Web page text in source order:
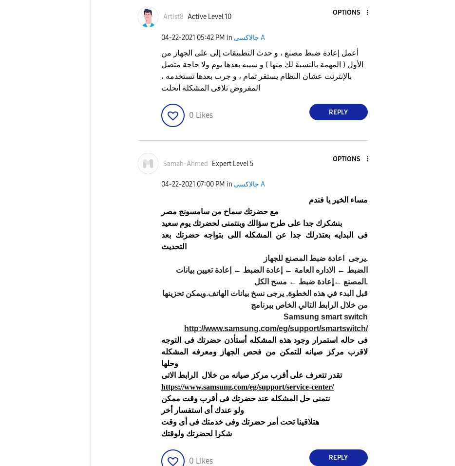
Artist8 Active Level 10
OPTIONS
‎04-22-2021 05:42 PM in جالاكسى A
أعمل إعادة ضبط مصنع ، و حدث التطبيقات إلى على الجهاز من
الأول ( المهمة بالنسبة لك منها ) و سيبه بعدها يوم ولا حاجة متصل
بالإنترنت عشان النظام يستقر تمام ، و جرب بعدها تستخدمه ،
المفروض تلاقى المشكلة أتحلت
0 Likes REPLY
Samah-Ahmed Expert Level 5
OPTIONS
‎04-22-2021 07:00 PM in
جالاكسى A
مساء الخير يا فندم
مع حضرتك سماح من سامسونج مصر
بنشكرك جدا على طرح سؤالك وبنتمنى لحضرتك يوم سعيد
فى البدايه بعتذرلك جدا عن المشكله اللى بتواجه حضرتك بعد
التحديث
يرجى اعادة ضبط المصنع للجهاز.
الضبط ← الاداره العامة ← إعادة الضبط ← إعادة تعيين بيانات
المصنع ←إعادة ضبط ← مسح الكل .
قبل البدء في هذه الخطوة,يرجى نسخ بيانات الهاتف.ويمكن تحزينها
من خلال الرابط التالي الخاص ببرنامج
Samsung smart switch
http://www.samsung.com/eg/support/smartswitch/
فى حاله استمرار وجود هذه المشكله أستأذن حضرتك فى التوجه
لاقرب مركز صيانه للتمكن من فحص الجهاز ومعرفه المشكله
وحلها
تقدر تتعرف على أقرب مركز صيانه من خلال الرابط الاتى
https://www.samsung.com/eg/support/service-center/
نتمنى حل المشكله عند حضرتك فى أقرب وقت ممكن
ولو عندك أى استفسار أخر
هتلاقينا تحت أمر حضرتك وفى خدمتك فى أى وقت
شكرا لحضرتك ولوقتك
0 Likes REPLY